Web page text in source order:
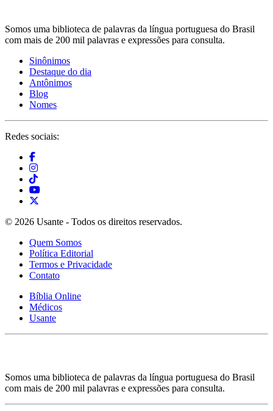
Somos uma biblioteca de palavras da língua portuguesa do Brasil
com mais de 200 mil palavras e expressões para consulta.
Sinônimos
Destaque do dia
Antônimos
Blog
Nomes
Redes sociais:
© 2026 Usante - Todos os direitos reservados.
Quem Somos
Política Editorial
Termos e Privacidade
Contato
Bíblia Online
Médicos
Usante
Somos uma biblioteca de palavras da língua portuguesa do Brasil
com mais de 200 mil palavras e expressões para consulta.